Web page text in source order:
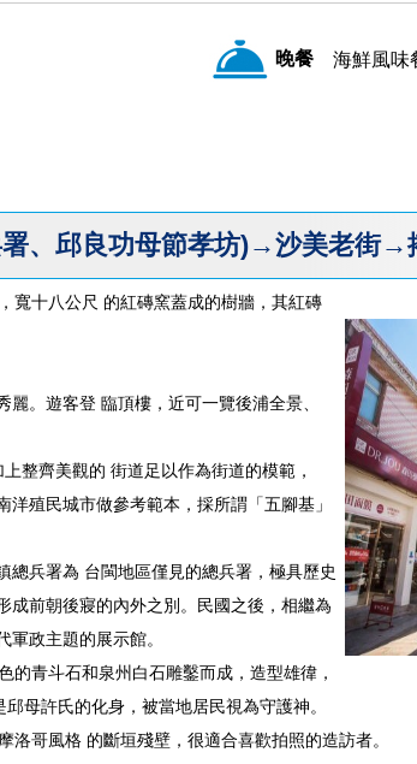
晚餐 海鮮風味
、邱良功母節孝坊)→沙美老街→
寬十八公尺 的紅磚窯蓋成的樹牆，其紅磚
。遊客登 臨頂樓，近可一覽後浦全景、
整齊美觀的 街道足以作為街道的模範，
殖民城市做參考範本，採所謂「五腳基」
兵署為 台閩地區僅見的總兵署，極具歷史
成前朝後寢的內外之別。民國之後，相繼為
政主題的展示館。
青斗石和泉州白石雕鑿而成，造型雄徫，
母許氏的化身，被當地居民視為守護神。
哥風格 的斷垣殘壁，很適合喜歡拍照的造訪者。